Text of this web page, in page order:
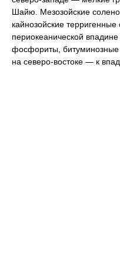
Шайю. Мезозойские
кайнозойские
периокеанической
фосфориты, битуминозные
на северо-востоке — к